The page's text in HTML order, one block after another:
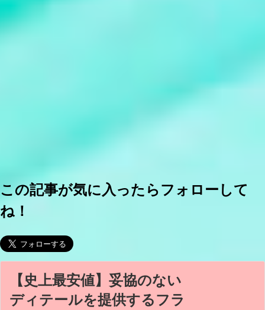
この記事が気に入ったらフォローして
ね！
【史上最安値】妥協のない
ディテールを提供するフラ